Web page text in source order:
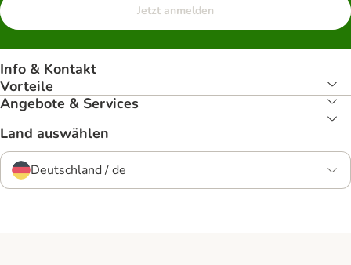
Jetzt anmelden
Info & Kontakt
Vorteile
Angebote & Services
Land auswählen
Deutschland / de